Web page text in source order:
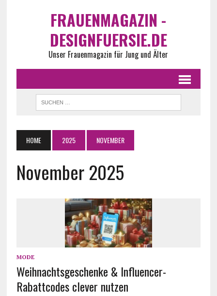
FRAUENMAGAZIN -
DESIGNFUERSIE.DE
Unser Frauenmagazin für Jung und Älter
HOME 2025 NOVEMBER
November 2025
MODE
Weihnachtsgeschenke & Influencer-
Rabattcodes clever nutzen